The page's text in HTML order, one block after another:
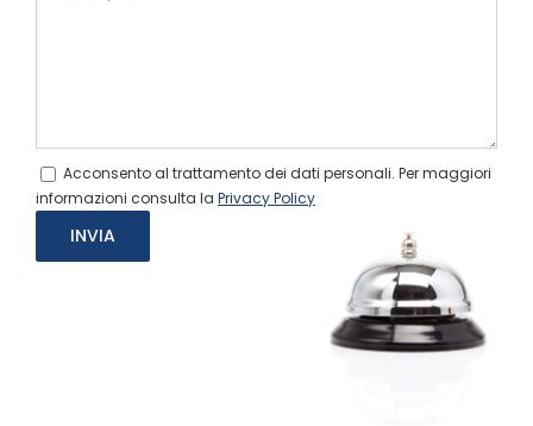
Acconsento al trattamento dei dati personali. Per maggiori
informazioni consulta la Privacy Policy